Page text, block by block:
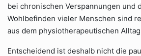
bei chronischen Verspannungen und
Wohlbefinden vieler Menschen sind
aus dem physiotherapeutischen
Entscheidend ist deshalb nicht die